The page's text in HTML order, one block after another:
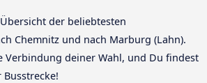
der beliebtesten
Chemnitz und nach Marburg (Lahn).
Verbindung deiner Wahl, und Du findest